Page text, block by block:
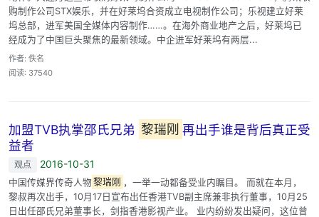
购制作公司STX娱乐，并在好莱坞合资成立电视制作公司；乐视建立好莱
坞总部，进军美国全媒体内容制作……。在海外商业地产之后，好莱坞已
经成为了中国巨头聚焦的最新领域。中企进军好莱坞有两层...
作者: 佚名
阅读: 37540
加盟TVB执掌邵氏兄弟 黎瑞刚 再出手谁是背后真正受
益者
观点 2016-10-31
中国传媒界传奇人物 黎瑞刚 ，一举一动都备受业内瞩目。 而就在本月，
黎叔再次出手，10月17日宣布出任香港TVB副主席兼非执行董事，10月25
日出任邵氏兄弟董事长，剑指香港影视产业。 业内纷纷发出疑问，这位曾